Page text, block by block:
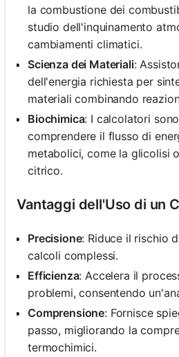
la combustione dei
studio dell'inquinamento
cambiamenti climatici.
Scienza dei Materiali:
dell'energia richiesta per
materiali combinando
Biochimica: I calcolatori
comprendere il flusso di
metabolici, come la glicolisi
citrico.
Vantaggi dell'Uso di un
Precisione: Riduce il rischio
calcoli complessi.
Efficienza: Accelera il
problemi, consentendo
Comprensione: Fornisce
passo, migliorando la
termochimici.